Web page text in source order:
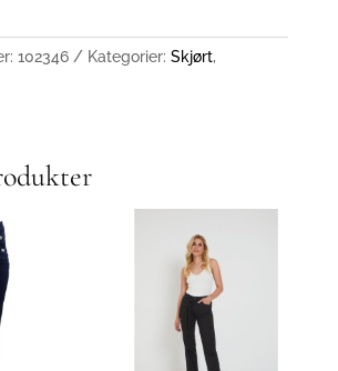
102346 Kategorier: Skjørt,